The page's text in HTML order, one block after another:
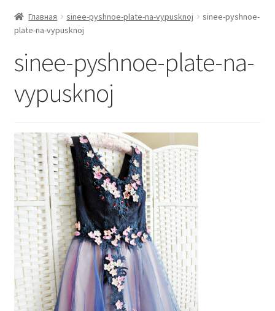
Главная sinee-pyshnoe-plate-na-vypusknoj
sinee-pyshnoe-
plate-na-vypusknoj
sinee-pyshnoe-plate-na-
vypusknoj